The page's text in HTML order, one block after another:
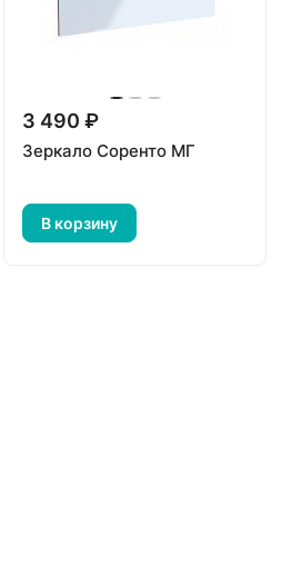
3 490 ₽
Зеркало Соренто МГ
В корзину